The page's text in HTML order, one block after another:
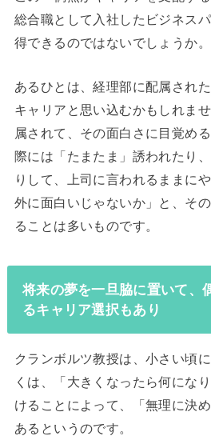
総合職として入社したビジネス
得できるのではないでしょうか。
あるひとは、経理部に配属され
キャリアと思い込むかもしれま
属されて、その面白さに目覚め
際には「たまたま」誘われたり
りして、上司に言われるままに
外に面白いじゃないか」と、そ
ることは多いものです。
将来の夢を一旦脇に置いて、
るキャリア選択もあり
クランボルツ教授は、小さい頃
くは、「大きくなったら何にな
けることによって、「無理に決
あるというのです。